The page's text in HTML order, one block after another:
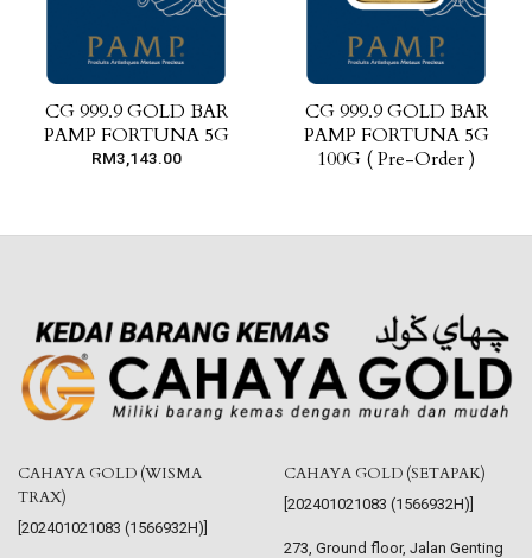
CG 999.9 GOLD BAR
PAMP FORTUNA 5G
RM3,143.00
CG 999.9 GOLD BAR
PAMP FORTUNA 5G
100G ( Pre-Order )
CAHAYA GOLD (WISMA
TRAX)
[202401021083 (1566932H)]
CAHAYA GOLD (SETAPAK)
[202401021083 (1566932H)]
273, Ground floor, Jalan Genting